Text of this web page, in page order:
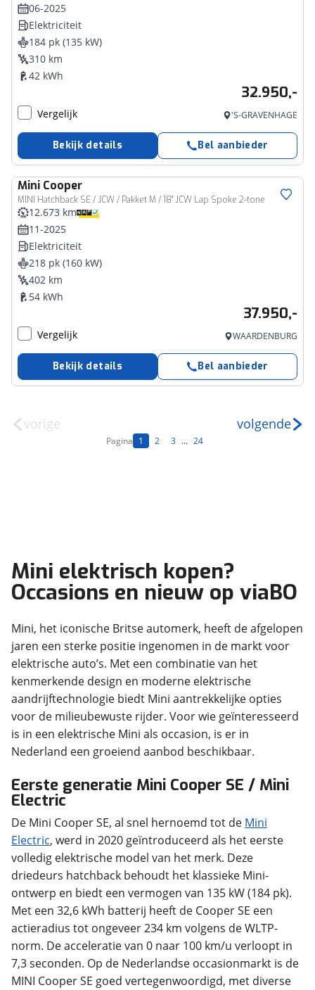
06-2025
Elektriciteit
184 pk (135 kW)
310 km
42 kWh
32.950,-
Vergelijk 'S-GRAVENHAGE
Bekijk details Bel aanbieder
Mini Cooper
MINI Hatchback SE / JCW / Pakket M / 18" JCW Lap Spoke 2-tone
12.673 km
11-2025
Elektriciteit
218 pk (160 kW)
402 km
54 kWh
37.950,-
Vergelijk WAARDENBURG
Bekijk details Bel aanbieder
vorige
Pagina 1 2 3 ... 24
volgende
Mini elektrisch kopen?
Occasions en nieuw op viaBO
Mini, het iconische Britse automerk, heeft de afgelopen
jaren een sterke positie ingenomen in de markt voor
elektrische auto’s. Met een combinatie van het
kenmerkende design en moderne elektrische
aandrijftechnologie biedt Mini aantrekkelijke opties
voor de milieubewuste rijder. Voor wie geïnteresseerd
is in een elektrische Mini als occasion, is er in
Nederland een groeiend aanbod beschikbaar.
Eerste generatie Mini Cooper SE / Mini
Electric
De Mini Cooper SE, al snel hernoemd tot de Mini
Electric, werd in 2020 geïntroduceerd als het eerste
volledig elektrische model van het merk. Deze
driedeurs hatchback behoudt het klassieke Mini-
ontwerp en biedt een vermogen van 135 kW (184 pk).
Met een 32,6 kWh batterij heeft de Cooper SE een
actieradius tot ongeveer 234 km volgens de WLTP-
norm. De acceleratie van 0 naar 100 km/u verloopt in
7,3 seconden. Op de Nederlandse occasionmarkt is de
MINI Cooper SE goed vertegenwoordigd, met diverse